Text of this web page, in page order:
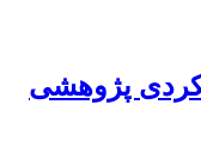
پژوهشی